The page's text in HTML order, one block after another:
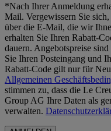
*Nach Ihrer Anmeldung
Mail. Vergewissern Sie
über die E-Mail, die wir
erhalten Sie Ihren Rabatt-
dauern. Angebotspreise
Sie Ihren Posteingang und
Rabatt-Code gilt nur für
Allgemeinen
stimmen zu, dass die Le
Group AG Ihre Daten als
verwalten.